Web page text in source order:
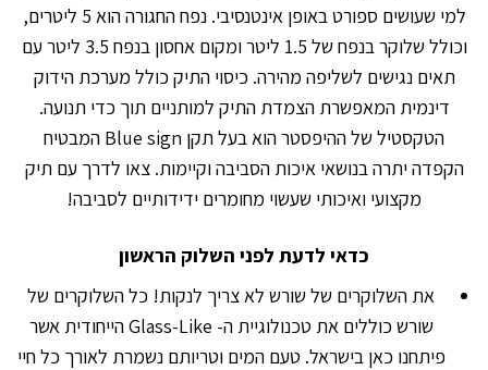
למי שעושים ספורט באופן אינטנסיבי. נפח החגורה הוא 5 ליטרים,
וכולל שלוקר בנפח של 1.5 ליטר ומקום אחסון בנפח 3.5 ליטר עם
תאים נגישים לשליפה מהירה. כיסוי התיק כולל מערכת הידוק
דינמית המאפשרת הצמדת התיק למותניים תוך כדי תנועה.
הטקסטיל של ההיפסטר הוא בעל תקן Blue sign המבטיח
הקפדה יתרה בנושאי איכות הסביבה וקיימות. צאו לדרך עם תיק
מקצועי ואיכותי שעשוי מחומרים ידידותיים לסביבה!
כדאי לדעת לפני השלוק הראשון
את השלוקרים של שורש לא צריך לנקות! כל השלוקרים של
שורש כוללים את טכנולוגיית ה- Glass-Like הייחודית אשר
פיתחנו כאן בישראל. טעם המים וטריותם נשמרת לאורך כל חיי